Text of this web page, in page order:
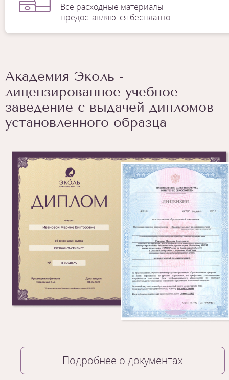
1 /14
Все расходные материалы
предоставляются бесплатно
Академия Эколь -
лицензированное учебное
заведение с выдачей дипломов
установленного образца
Подробнее о документах